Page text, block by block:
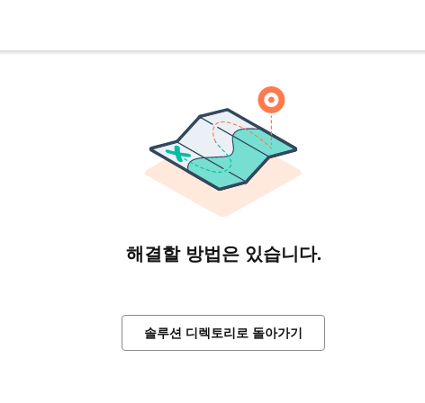
해결할 방법은 있습니다.
솔루션 디렉토리로 돌아가기